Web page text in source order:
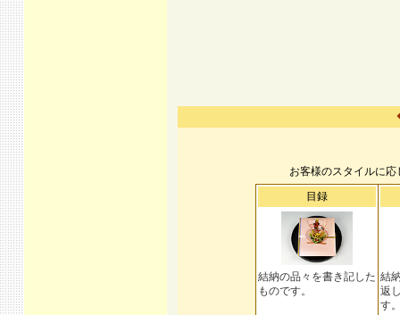
お客様のスタイルに
目録
結納の品々を書き記した
ものです。
結
返
す